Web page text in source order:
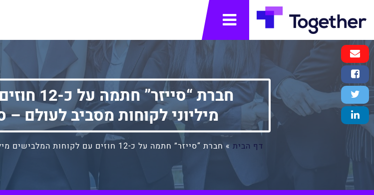
תפריט
חברת
מיליוני לקוחות מסביב לעולם –
דף הבית » חברת “סייזר” חתמה על כ-12 חוזים עם לקוחות המלבישים מיליוני לקוחות מסביב לעולם – סבב הגיוס עדיין פתוח
Email
Message
Facebook
Share
Twitter
Tweet
LinkedIn
Share